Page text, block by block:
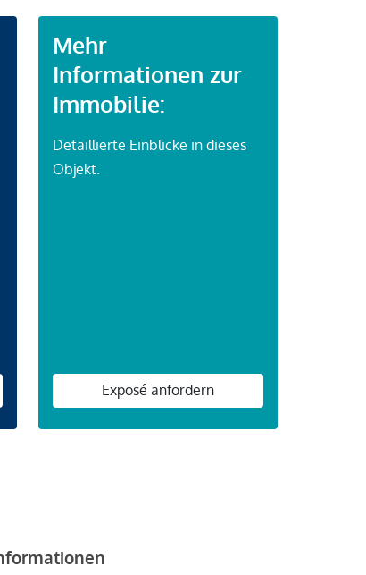
Mehr
Informationen zur
Immobilie:
Detaillierte Einblicke in dieses
Objekt.
Exposé anfordern